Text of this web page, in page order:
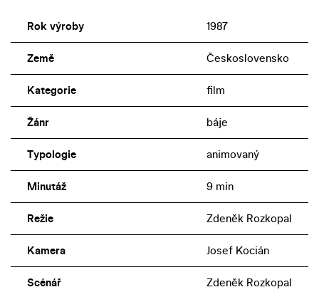
Rok výroby 1987
Země Československo
Kategorie film
Žánr báje
Typologie animovaný
Minutáž 9 min
Režie Zdeněk Rozkopal
Kamera Josef Kocián
Scénář Zdeněk Rozkopal